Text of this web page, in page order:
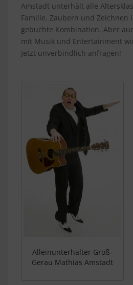
Amstadt unterhält alle
Familie. Zaubern und Zeichnen
gebuchte Kombination. Aber
mit Musik und Entertainment
Jetzt unverbindlich anfragen!
Alleinunterhalter Groß-
Gerau Mathias Amstadt